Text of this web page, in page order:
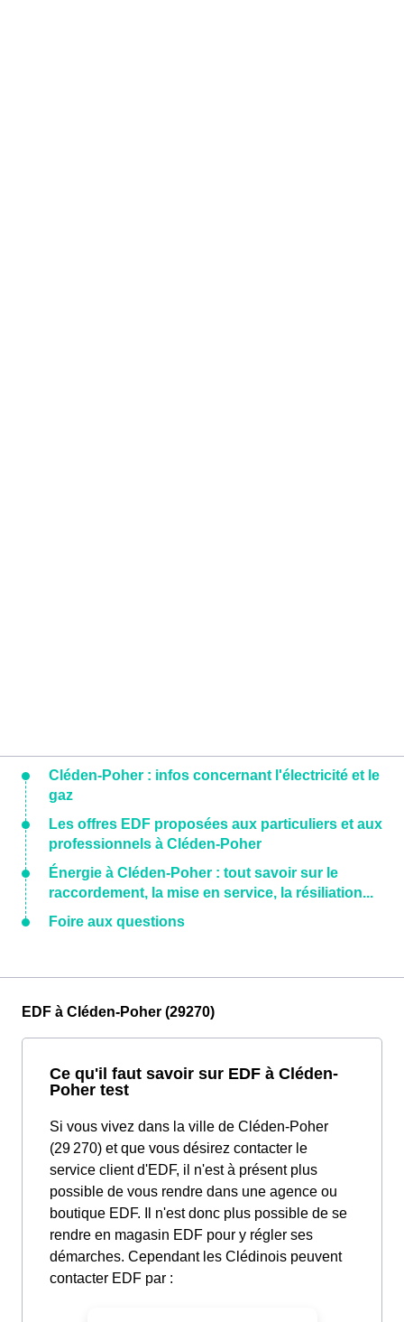
Cléden-Poher : infos concernant l'électricité et le
gaz
Les offres EDF proposées aux particuliers et aux
professionnels à Cléden-Poher
Énergie à Cléden-Poher : tout savoir sur le
raccordement, la mise en service, la résiliation...
Foire aux questions
EDF à Cléden-Poher (29270)
Ce qu'il faut savoir sur EDF à Cléden-
Poher test
Si vous vivez dans la ville de Cléden-Poher
(29 270) et que vous désirez contacter le
service client d'EDF, il n'est à présent plus
possible de vous rendre dans une agence ou
boutique EDF. Il n'est donc plus possible de se
rendre en magasin EDF pour y régler ses
démarches. Cependant les Clédinois peuvent
contacter EDF par :